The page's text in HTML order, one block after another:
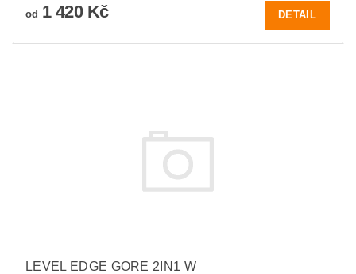
od 1 420 Kč DETAIL
LEVEL EDGE GORE 2IN1 W